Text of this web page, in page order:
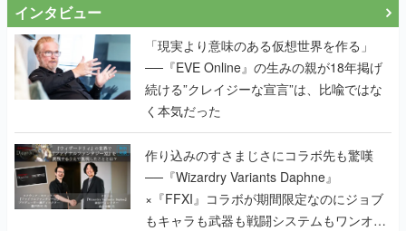
インタビュー
「現実より意味のある仮想世界を作る」
──『EVE Online』の生みの親が18年掲げ
続ける”クレイジーな宣言”は、比喩ではな
く本気だった
作り込みのすさまじさにコラボ先も驚嘆
──『Wizardry Variants Daphne』
×『FFXI』コラボが期間限定なのにジョブ
もキャラも武器も戦闘システムもワンオフ